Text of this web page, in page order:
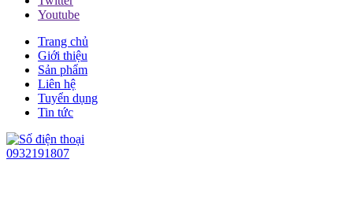
Youtube
Trang chủ
Giới thiệu
Sản phẩm
Liên hệ
Tuyển dụng
Tin tức
0932191807